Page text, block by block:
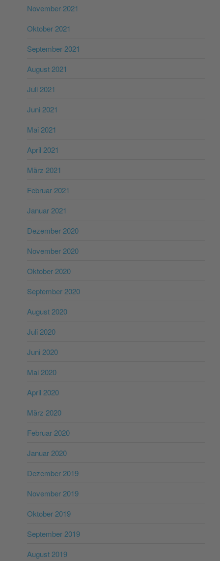
November 2021
Oktober 2021
September 2021
August 2021
Juli 2021
Juni 2021
Mai 2021
April 2021
März 2021
Februar 2021
Januar 2021
Dezember 2020
November 2020
Oktober 2020
September 2020
August 2020
Juli 2020
Juni 2020
Mai 2020
April 2020
März 2020
Februar 2020
Januar 2020
Dezember 2019
November 2019
Oktober 2019
September 2019
August 2019